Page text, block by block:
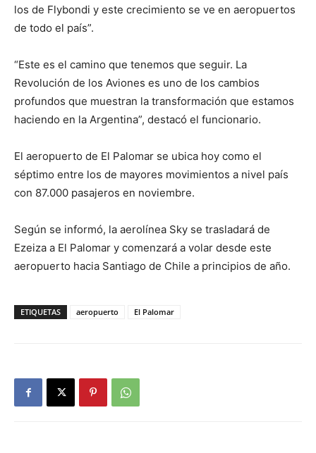
los de Flybondi y este crecimiento se ve en aeropuertos
de todo el país”.
“Este es el camino que tenemos que seguir. La
Revolución de los Aviones es uno de los cambios
profundos que muestran la transformación que estamos
haciendo en la Argentina”, destacó el funcionario.
El aeropuerto de El Palomar se ubica hoy como el
séptimo entre los de mayores movimientos a nivel país
con 87.000 pasajeros en noviembre.
Según se informó, la aerolínea Sky se trasladará de
Ezeiza a El Palomar y comenzará a volar desde este
aeropuerto hacia Santiago de Chile a principios de año.
ETIQUETAS aeropuerto El Palomar